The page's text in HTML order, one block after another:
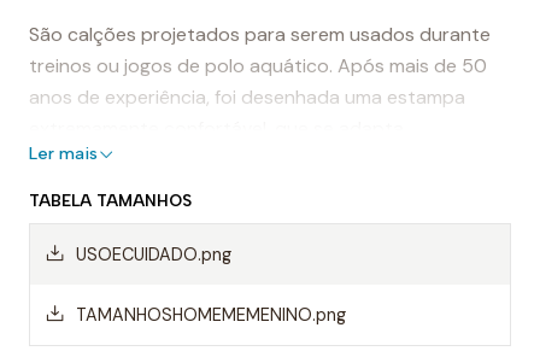
São calções projetados para serem usados durante
treinos ou jogos de polo aquático. Após mais de 50
anos de experiência, foi desenhada uma estampa
perfeitamente ao corpo, proporcionando conforto e
sensação de leveza.
Dessa forma, os calções de polo aquático facilitam a
permitindo um movimento mais rápido ao nadar.
Ler mais
TABELA TAMANHOS
USOECUIDADO.png
TAMANHOSHOMEMEMENINO.png